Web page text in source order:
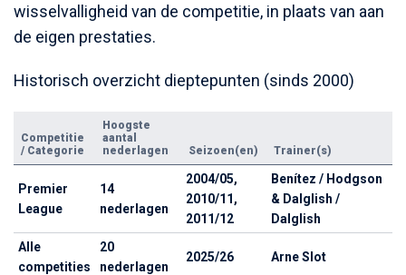
wisselvalligheid van de competitie, in plaats van aan
de eigen prestaties.
Historisch overzicht dieptepunten (sinds 2000)
Competitie
/ Categorie
Hoogste
aantal
nederlagen
Seizoen(en) Trainer(s)
Premier
League
14
nederlagen
2004/05,
2010/11,
2011/12
Benítez / Hodgson
& Dalglish /
Dalglish
Alle
competities
20
nederlagen
2025/26 Arne Slot